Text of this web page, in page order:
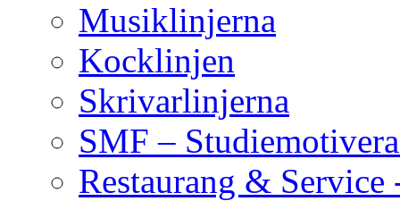
Musiklinjerna
Kocklinjen
Skrivarlinjerna
SMF –
Restaurang & Service